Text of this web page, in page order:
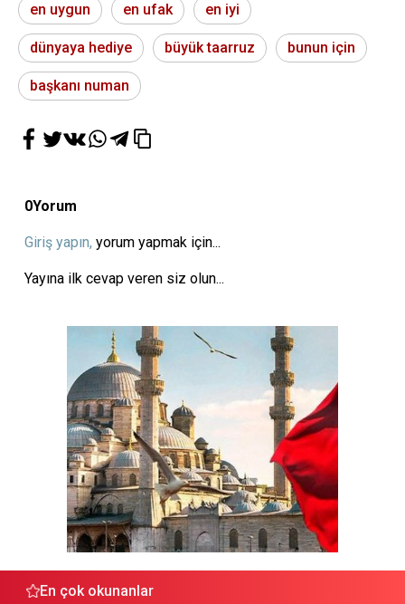
en uygun en ufak en iyi
dünyaya hediye büyük taarruz bunun için
başkanı numan
0Yorum
Giriş yapın, yorum yapmak için...
Yayına ilk cevap veren siz olun...
En çok okunanlar